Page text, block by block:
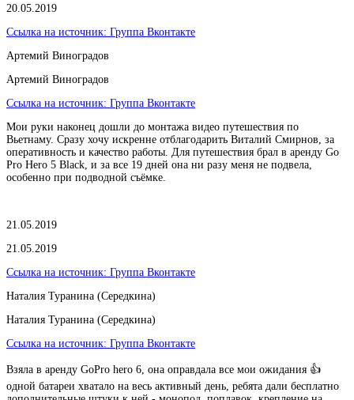
20.05.2019
Ссылка на источник: Группа Вконтакте
Артемий Виноградов
Артемий Виноградов
Ссылка на источник: Группа Вконтакте
Мои руки наконец дошли до монтажа видео путешествия по
Вьетнаму. Сразу хочу искренне отблагодарить Виталий Смирнов, за
оперативность и качество работы. Для путешествия брал в аренду Go
Pro Hero 5 Black, и за все 19 дней она ни разу меня не подвела,
особенно при подводной съёмке.
21.05.2019
21.05.2019
Ссылка на источник: Группа Вконтакте
Наталия Туранина (Середкина)
Наталия Туранина (Середкина)
Ссылка на источник: Группа Вконтакте
Взяла в аренду GoPro hero 6, она оправдала все мои ожидания 👍
одной батареи хватало на весь активный день, ребята дали бесплатно